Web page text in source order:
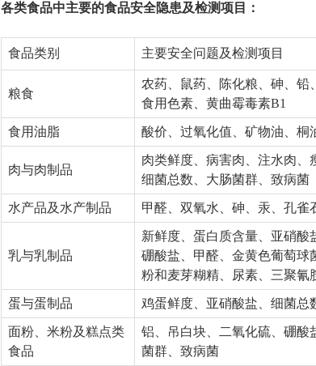
各类食品中主要的食品安全隐患及检测项目：
食品类别 主要安全问题及检测项目
粮食
农药、鼠药、陈化粮、砷、铅
食用色素、黄曲霉毒素B1
食用油脂 酸价、过氧化值、矿物油、桐
肉与肉制品
肉类鲜度、病害肉、注水肉、
细菌总数、大肠菌群、致病菌
水产品及水产制品 甲醛、双氧水、砷、汞、孔雀
乳与乳制品
新鲜度、蛋白质含量、亚硝酸
硼酸盐、甲醛、金黄色葡萄球
粉和麦芽糊精、尿素、三聚氰
蛋与蛋制品 鸡蛋鲜度、亚硝酸盐、细菌总
面粉、米粉及糕点类
食品
铝、吊白块、二氧化硫、硼酸
菌群、致病菌